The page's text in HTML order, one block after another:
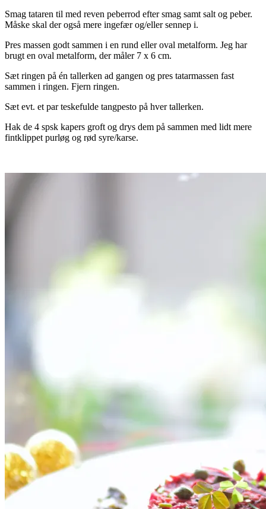
Smag tataren til med reven peberrod efter smag samt salt og peber.
Måske skal der også mere ingefær og/eller sennep i.
Pres massen godt sammen i en rund eller oval metalform. Jeg har
brugt en oval metalform, der måler 7 x 6 cm.
Sæt ringen på én tallerken ad gangen og pres tatarmassen fast
sammen i ringen. Fjern ringen.
Sæt evt. et par teskefulde tangpesto på hver tallerken.
Hak de 4 spsk kapers groft og drys dem på sammen med lidt mere
fintklippet purløg og rød syre/karse.